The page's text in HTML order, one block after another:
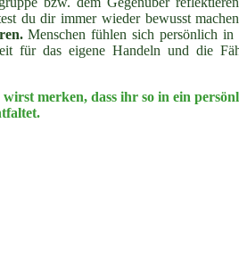
du dir immer wieder bewusst
Menschen fühlen sich persönlich in
für das eigene Handeln und die
merken, dass ihr so in ein